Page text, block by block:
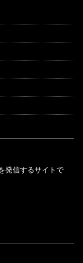
発信するサイトで